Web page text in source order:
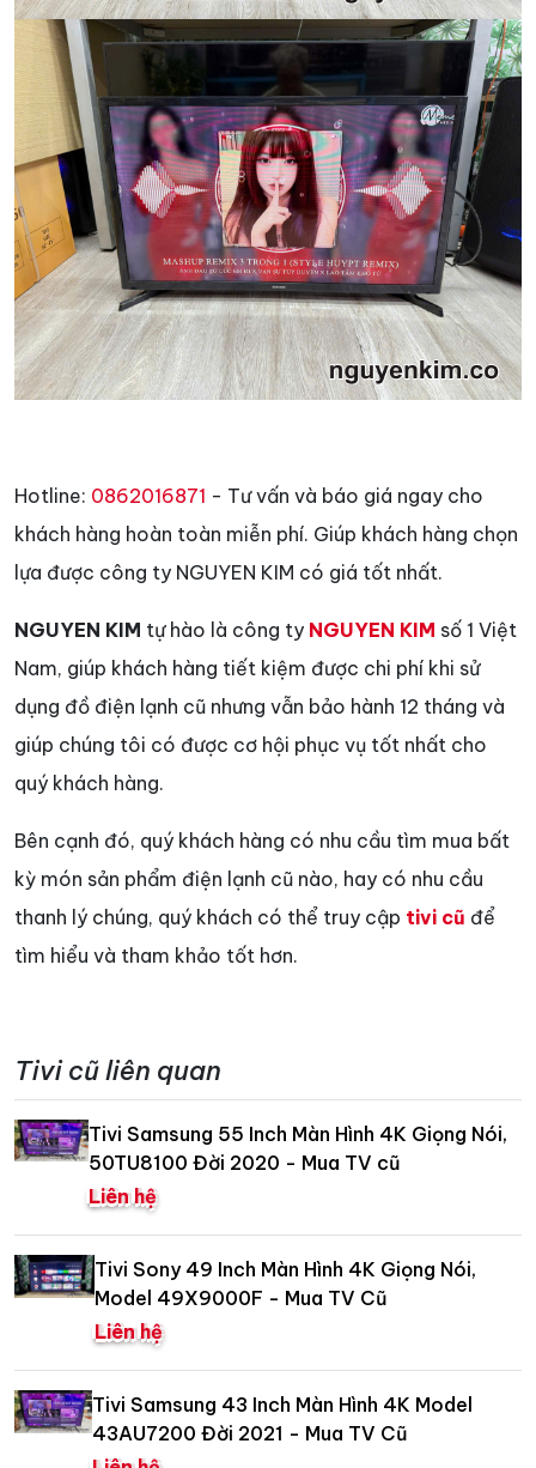
Hotline: 0862016871 - Tư vấn và báo giá ngay cho
khách hàng hoàn toàn miễn phí. Giúp khách hàng chọn
lựa được công ty NGUYEN KIM có giá tốt nhất.
NGUYEN KIM tự hào là công ty NGUYEN KIM số 1 Việt
Nam, giúp khách hàng tiết kiệm được chi phí khi sử
dụng đồ điện lạnh cũ nhưng vẫn bảo hành 12 tháng và
giúp chúng tôi có được cơ hội phục vụ tốt nhất cho
quý khách hàng.
Bên cạnh đó, quý khách hàng có nhu cầu tìm mua bất
kỳ món sản phẩm điện lạnh cũ nào, hay có nhu cầu
thanh lý chúng, quý khách có thể truy cập tivi cũ để
tìm hiểu và tham khảo tốt hơn.
Tivi cũ liên quan
Tivi Samsung 55 Inch Màn Hình 4K Giọng Nói,
50TU8100 Đời 2020 - Mua TV cũ
Liên hệ
Tivi Sony 49 Inch Màn Hình 4K Giọng Nói,
Model 49X9000F - Mua TV Cũ
Liên hệ
Tivi Samsung 43 Inch Màn Hình 4K Model
43AU7200 Đời 2021 - Mua TV Cũ